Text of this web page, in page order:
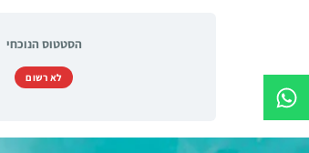
הסטטוס הנוכחי
לא רשום